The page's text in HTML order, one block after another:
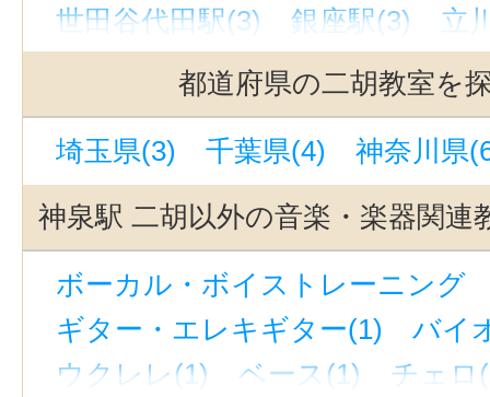
世田谷代田駅(3)
銀座駅(3)
立
代官山駅(3)
吉祥寺駅(3)
駒沢
自由が丘駅(東京)(3)
銀座一丁目
上野駅(3)
西太子堂駅(3)
奥沢
池袋駅(3)
下北沢駅(3)
京成上
若林駅(東京)(3)
緑が丘駅(東京
池ノ上駅(3)
新宿駅(3)
恵比寿
九品仏駅(3)
立川南駅(2)
蓮沼
大塚駅前駅(1)
表参道駅(1)
新
都道府県の二胡教室を
埼玉県(3) 千葉県(4)
神奈川県
神泉駅 二胡以外の音楽・楽器関連
ボーカル・ボイストレーニング
ギター・エレキギター(1)
バイ
ウクレレ(1)
ベース(1)
チェロ